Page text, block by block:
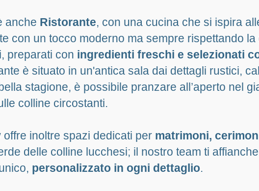
anche Ristorante, con una cucina che si ispira
con un tocco moderno ma sempre rispettando
preparati con ingredienti freschi e selezionati
è situato in un'antica sala dai dettagli rustici,
stagione, è possibile pranzare all’aperto nel
colline circostanti.
offre inoltre spazi dedicati per matrimoni,
delle colline lucchesi; il nostro team ti
personalizzato in ogni dettaglio.